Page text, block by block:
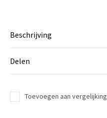
Beschrijving
Delen
Toevoegen aan vergelijking